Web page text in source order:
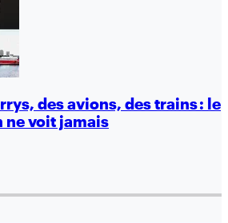
des avions, des trains : le
ne voit jamais